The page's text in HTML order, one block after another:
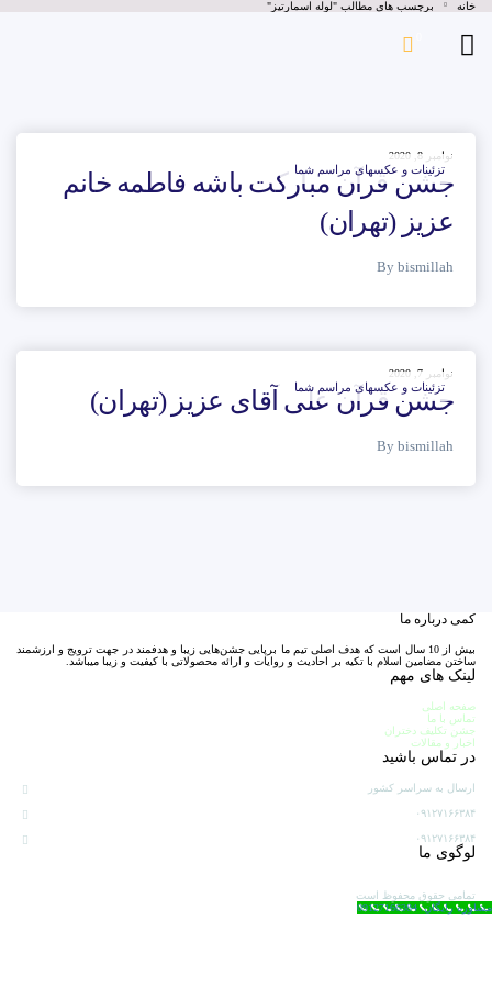
خانه برچسب های مطالب "لوله اسمارتیز"
تزئینات و عکسهای مراسم شما
نوامبر 8, 2020
جشن قرآن مبارکت باشه فاطمه خانم
عزیز (تهران)
By bismillah
تزئینات و عکسهای مراسم شما
نوامبر 7, 2020
جشن قرآن علی آقای عزیز (تهران)
By bismillah
کمی درباره ما
بیش از 10 سال است که هدف اصلی تیم ما برپایی جشن‌هایی زیبا و هدفمند در جهت ترویج و ارزشمند
ساختن مضامین اسلام با تکیه بر احادیث و روایات و ارائه محصولاتی با کیفیت و زیبا میباشد.
لینک های مهم
صفحه اصلی
تماس با ما
جشن تکلیف دختران
اخبار و مقالات
در تماس باشید
ارسال به سراسر کشور
۰۹۱۲۷۱۶۶۳۸۴
۰۹۱۲۷۱۶۶۳۸۴
لوگوی ما
تمامی حقوق محفوظ است
مشاوره رایگان: 09127166384